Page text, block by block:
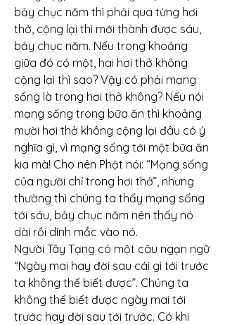
bảy chục năm thì phải qua từng hơi
thở, cộng lại thì mới thành được sáu,
bảy chục năm. Nếu trong khoảng
giữa đó có một, hai hơi thở không
cộng lại thì sao? Vậy có phải mạng
sống là trong hơi thở không? Nếu nói
mạng sống trong bữa ăn thì khoảng
mười hơi thở không cộng lại đâu có ý
nghĩa gì, vì mạng sống tới một bữa ăn
kia mà! Cho nên Phật nói: “Mạng sống
của người chỉ trong hơi thở”, nhưng
thường thì chúng ta thấy mạng sống
tới sáu, bảy chục năm nên thấy nó
dài rồi dính mắc vào nó.
Người Tây Tạng có một câu ngạn ngữ
“Ngày mai hay đời sau cái gì tới trước
ta không thể biết được”. Chúng ta
không thể biết được ngày mai tới
trước hay đời sau tới trước. Có khi